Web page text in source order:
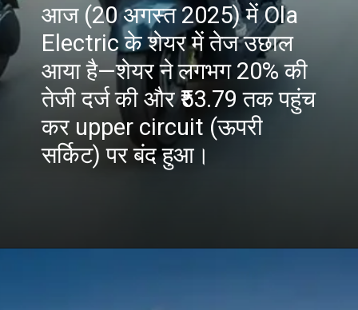
आज (20 अगस्त 2025) में Ola
Electric के शेयर में तेज उछाल
आया है—शेयर ने लगभग 20% की
तेजी दर्ज की और ₹53.79 तक पहुंच
कर upper circuit (ऊपरी
सर्किट) पर बंद हुआ।